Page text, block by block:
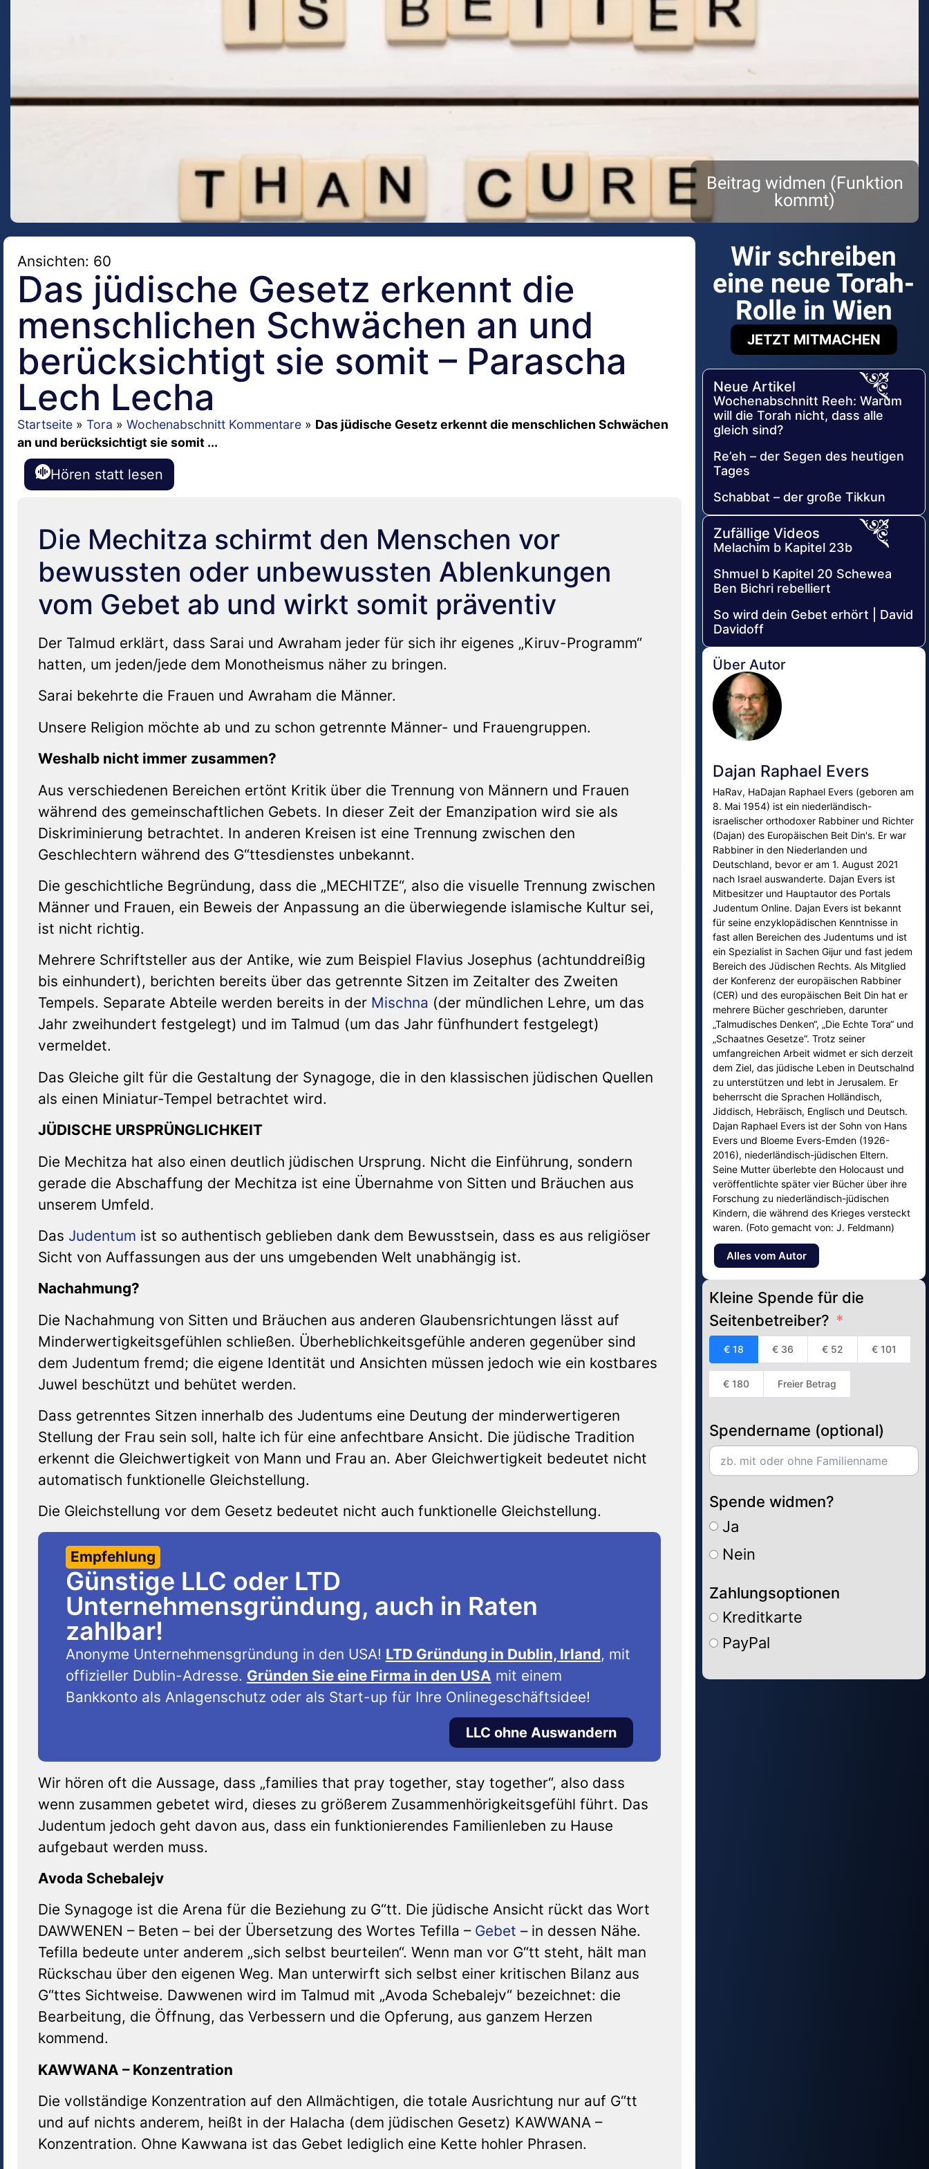
Beitrag widmen (Funktion
kommt)
Ansichten: 60
Das jüdische Gesetz erkennt die
menschlichen Schwächen an und
berücksichtigt sie somit – Parascha
Lech Lecha
Startseite » Tora » Wochenabschnitt Kommentare » Das jüdische Gesetz erkennt die menschlichen Schwächen
an und berücksichtigt sie somit ...
Hören statt lesen
Die Mechitza schirmt den Menschen vor
bewussten oder unbewussten Ablenkungen
vom Gebet ab und wirkt somit präventiv
Der Talmud erklärt, dass Sarai und Awraham jeder für sich ihr eigenes „Kiruv-Programm“
hatten, um jeden/jede dem Monotheismus näher zu bringen.
Sarai bekehrte die Frauen und Awraham die Männer.
Unsere Religion möchte ab und zu schon getrennte Männer- und Frauengruppen.
Weshalb nicht immer zusammen?
Aus verschiedenen Bereichen ertönt Kritik über die Trennung von Männern und Frauen
während des gemeinschaftlichen Gebets. In dieser Zeit der Emanzipation wird sie als
Diskriminierung betrachtet. In anderen Kreisen ist eine Trennung zwischen den
Geschlechtern während des G“ttesdienstes unbekannt.
Die geschichtliche Begründung, dass die „MECHITZE“, also die visuelle Trennung zwischen
Männer und Frauen, ein Beweis der Anpassung an die überwiegende islamische Kultur sei,
ist nicht richtig.
Mehrere Schriftsteller aus der Antike, wie zum Beispiel Flavius Josephus (achtunddreißig
bis einhundert), berichten bereits über das getrennte Sitzen im Zeitalter des Zweiten
Tempels. Separate Abteile werden bereits in der Mischna (der mündlichen Lehre, um das
Jahr zweihundert festgelegt) und im Talmud (um das Jahr fünfhundert festgelegt)
vermeldet.
Das Gleiche gilt für die Gestaltung der Synagoge, die in den klassischen jüdischen Quellen
als einen Miniatur-Tempel betrachtet wird.
JÜDISCHE URSPRÜNGLICHKEIT
Die Mechitza hat also einen deutlich jüdischen Ursprung. Nicht die Einführung, sondern
gerade die Abschaffung der Mechitza ist eine Übernahme von Sitten und Bräuchen aus
unserem Umfeld.
Das Judentum ist so authentisch geblieben dank dem Bewusstsein, dass es aus religiöser
Sicht von Auffassungen aus der uns umgebenden Welt unabhängig ist.
Nachahmung?
Die Nachahmung von Sitten und Bräuchen aus anderen Glaubensrichtungen lässt auf
Minderwertigkeitsgefühlen schließen. Überheblichkeitsgefühle anderen gegenüber sind
dem Judentum fremd; die eigene Identität und Ansichten müssen jedoch wie ein kostbares
Juwel beschützt und behütet werden.
Dass getrenntes Sitzen innerhalb des Judentums eine Deutung der minderwertigeren
Stellung der Frau sein soll, halte ich für eine anfechtbare Ansicht. Die jüdische Tradition
erkennt die Gleichwertigkeit von Mann und Frau an. Aber Gleichwertigkeit bedeutet nicht
automatisch funktionelle Gleichstellung.
Die Gleichstellung vor dem Gesetz bedeutet nicht auch funktionelle Gleichstellung.
Empfehlung
Günstige LLC oder LTD
Unternehmensgründung, auch in Raten
zahlbar!
Anonyme Unternehmensgründung in den USA! LTD Gründung in Dublin, Irland, mit
offizieller Dublin-Adresse. Gründen Sie eine Firma in den USA mit einem
Bankkonto als Anlagenschutz oder als Start-up für Ihre Onlinegeschäftsidee!
LLC ohne Auswandern
Wir hören oft die Aussage, dass „families that pray together, stay together“, also dass
wenn zusammen gebetet wird, dieses zu größerem Zusammenhörigkeitsgefühl führt. Das
Judentum jedoch geht davon aus, dass ein funktionierendes Familienleben zu Hause
aufgebaut werden muss.
Avoda Schebalejv
Die Synagoge ist die Arena für die Beziehung zu G“tt. Die jüdische Ansicht rückt das Wort
DAWWENEN – Beten – bei der Übersetzung des Wortes Tefilla – Gebet – in dessen Nähe.
Tefilla bedeute unter anderem „sich selbst beurteilen“. Wenn man vor G“tt steht, hält man
Rückschau über den eigenen Weg. Man unterwirft sich selbst einer kritischen Bilanz aus
G“ttes Sichtweise. Dawwenen wird im Talmud mit „Avoda Schebalejv“ bezeichnet: die
Bearbeitung, die Öffnung, das Verbessern und die Opferung, aus ganzem Herzen
kommend.
KAWWANA – Konzentration
Die vollständige Konzentration auf den Allmächtigen, die totale Ausrichtung nur auf G“tt
und auf nichts anderem, heißt in der Halacha (dem jüdischen Gesetz) KAWWANA –
Konzentration. Ohne Kawwana ist das Gebet lediglich eine Kette hohler Phrasen.
Wir schreiben
eine neue Torah-
Rolle in Wien
JETZT MITMACHEN
Neue Artikel
Wochenabschnitt Reeh: Warum
will die Torah nicht, dass alle
gleich sind?
Re’eh – der Segen des heutigen
Tages
Schabbat – der große Tikkun
Zufällige Videos
Melachim b Kapitel 23b
Shmuel b Kapitel 20 Schewea
Ben Bichri rebelliert
So wird dein Gebet erhört | David
Davidoff
Über Autor
Dajan Raphael Evers
HaRav, HaDajan Raphael Evers (geboren am
8. Mai 1954) ist ein niederländisch-
israelischer orthodoxer Rabbiner und Richter
(Dajan) des Europäischen Beit Din's. Er war
Rabbiner in den Niederlanden und
Deutschland, bevor er am 1. August 2021
nach Israel auswanderte. Dajan Evers ist
Mitbesitzer und Hauptautor des Portals
Judentum Online. Dajan Evers ist bekannt
für seine enzyklopädischen Kenntnisse in
fast allen Bereichen des Judentums und ist
ein Spezialist in Sachen Gijur und fast jedem
Bereich des Jüdischen Rechts. Als Mitglied
der Konferenz der europäischen Rabbiner
(CER) und des europäischen Beit Din hat er
mehrere Bücher geschrieben, darunter
„Talmudisches Denken“, „Die Echte Tora“ und
„Schaatnes Gesetze“. Trotz seiner
umfangreichen Arbeit widmet er sich derzeit
dem Ziel, das jüdische Leben in Deutschalnd
zu unterstützen und lebt in Jerusalem. Er
beherrscht die Sprachen Holländisch,
Jiddisch, Hebräisch, Englisch und Deutsch.
Dajan Raphael Evers ist der Sohn von Hans
Evers und Bloeme Evers-Emden (1926-
2016), niederländisch-jüdischen Eltern.
Seine Mutter überlebte den Holocaust und
veröffentlichte später vier Bücher über ihre
Forschung zu niederländisch-jüdischen
Kindern, die während des Krieges versteckt
waren. (Foto gemacht von: J. Feldmann)
Alles vom Autor
Kleine Spende für die
Seitenbetreiber?
€ 18 € 36 € 52 € 101
€ 180 Freier Betrag
Spendername (optional)
Spende widmen?
Ja
Nein
Zahlungsoptionen
Kreditkarte
PayPal
Alternative: